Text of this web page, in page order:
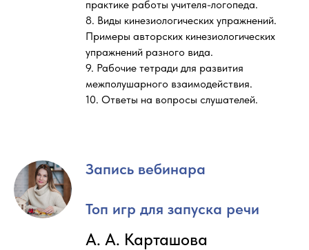
практике работы учителя-логопеда.
8. Виды кинезиологических упражнений.
Примеры авторских кинезиологических
упражнений разного вида.
9. Рабочие тетради для развития
межполушарного взаимодействия.
10. Ответы на вопросы слушателей.
Запись вебинара
Топ игр для запуска речи
А. А. Карташова